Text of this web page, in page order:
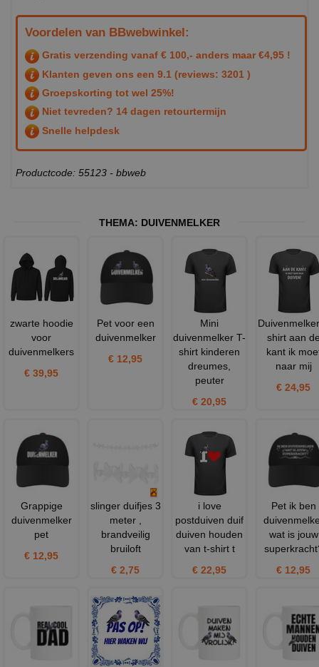
Voordelen van BBwebwinkel:
Gratis verzending vanaf € 100,- anders maar €4,95 !
Klanten geven ons een 9.1 (reviews: 3201 )
Groepskorting tot wel 25%!
Niet tevreden? 14 dagen retourtermijn
Snelle helpdesk
Productcode: 55123 - bbweb
THEMA: DUIVENMELKER
zwarte hoodie
voor
duivenmelkers
€ 39,95
Pet voor een
duivenmelker
€ 12,95
Mini
duivenmelker T-
shirt kinderen
dreumes,
peuter
€ 20,95
shirt aan
kant ik
naar mij
€ 24,95
Grappige
duivenmelker
pet
€ 12,95
slinger duifjes 3
meter ,
brandveilig
bruiloft
€ 2,75
i love
postduiven duif
duiven houden
van t-shirt t
€ 22,95
Pet ik ben
wat is jouw
€ 12,95